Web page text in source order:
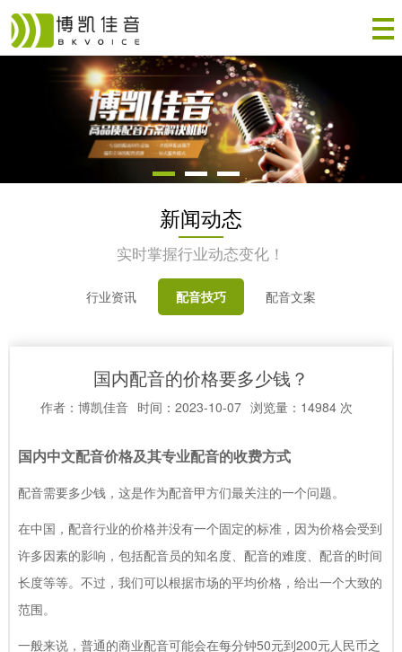
新闻动态
实时掌握行业动态变化！
行业资讯 配音技巧 配音文案
国内配音的价格要多少钱？
作者：博凯佳音 时间：2023-10-07 浏览量：14984 次
国内中文配音价格及其专业配音的收费方式
配音需要多少钱，这是作为配音甲方们最关注的一个问题。
在中国，配音行业的价格并没有一个固定的标准，因为价格会受到
许多因素的影响，包括配音员的知名度、配音的难度、配音的时间
长度等等。不过，我们可以根据市场的平均价格，给出一个大致的
范围。
一般来说，普通的商业配音可能会在每分钟50元到200元人民币之